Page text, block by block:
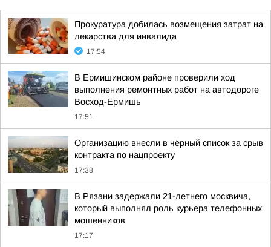
Прокуратура добилась возмещения затрат на
лекарства для инвалида
17:54
В Ермишинском районе проверили ход
выполнения ремонтных работ на автодороге
Восход-Ермишь
17:51
Организацию внесли в чёрный список за срыв
контракта по нацпроекту
17:38
В Рязани задержали 21-летнего москвича,
который выполнял роль курьера телефонных
мошенников
17:17